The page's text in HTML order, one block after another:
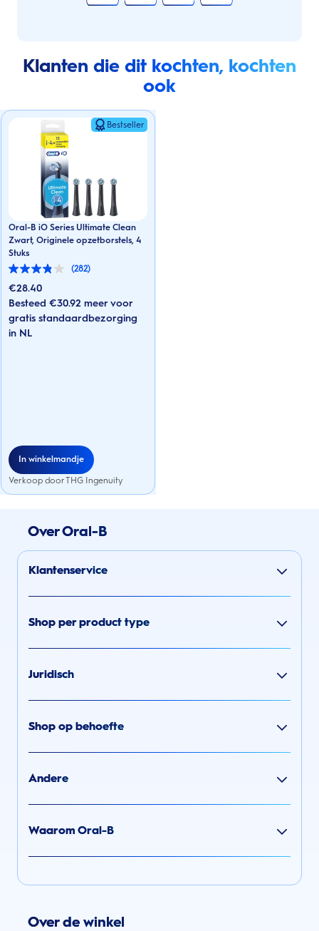
Klanten die dit kochten, kochten
ook
Bestseller
Oral-B iO Series Ultimate Clean
Zwart, Originele opzetborstels, 4
Stuks
(282)
3.8
van
5
sterren.
282
beoordelingen
€28.40
Besteed €30.92 meer voor
gratis standaardbezorging
in NL
In winkelmandje
Verkoop door THG Ingenuity
Over Oral-B
Klantenservice
Shop per product type
Juridisch
Shop op behoefte
Andere
Waarom Oral-B
Over de winkel